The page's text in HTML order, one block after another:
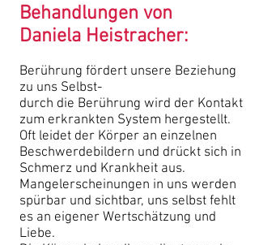
Behandlungen von
Daniela Heistracher:
Berührung fördert unsere Beziehung
zu uns Selbst-
durch die Berührung wird der Kontakt
zum erkrankten System hergestellt.
Oft leidet der Körper an einzelnen
Beschwerdebildern und drückt sich in
Schmerz und Krankheit aus.
Mangelerscheinungen in uns werden
spürbar und sichtbar, uns selbst fehlt
es an eigener Wertschätzung und
Liebe.